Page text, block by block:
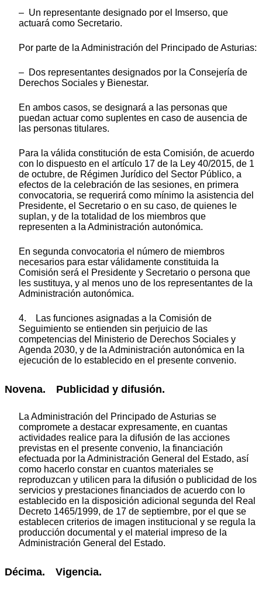
– Un representante designado por el Imserso, que
actuará como Secretario.
Por parte de la Administración del Principado de Asturias:
– Dos representantes designados por la Consejería de
Derechos Sociales y Bienestar.
En ambos casos, se designará a las personas que
puedan actuar como suplentes en caso de ausencia de
las personas titulares.
Para la válida constitución de esta Comisión, de acuerdo
con lo dispuesto en el artículo 17 de la Ley 40/2015, de 1
de octubre, de Régimen Jurídico del Sector Público, a
efectos de la celebración de las sesiones, en primera
convocatoria, se requerirá como mínimo la asistencia del
Presidente, el Secretario o en su caso, de quienes le
suplan, y de la totalidad de los miembros que
representen a la Administración autonómica.
En segunda convocatoria el número de miembros
necesarios para estar válidamente constituida la
Comisión será el Presidente y Secretario o persona que
les sustituya, y al menos uno de los representantes de la
Administración autonómica.
4. Las funciones asignadas a la Comisión de
Seguimiento se entienden sin perjuicio de las
competencias del Ministerio de Derechos Sociales y
Agenda 2030, y de la Administración autonómica en la
ejecución de lo establecido en el presente convenio.
Novena. Publicidad y difusión.
La Administración del Principado de Asturias se
compromete a destacar expresamente, en cuantas
actividades realice para la difusión de las acciones
previstas en el presente convenio, la financiación
efectuada por la Administración General del Estado, así
como hacerlo constar en cuantos materiales se
reproduzcan y utilicen para la difusión o publicidad de los
servicios y prestaciones financiados de acuerdo con lo
establecido en la disposición adicional segunda del Real
Decreto 1465/1999, de 17 de septiembre, por el que se
establecen criterios de imagen institucional y se regula la
producción documental y el material impreso de la
Administración General del Estado.
Décima. Vigencia.